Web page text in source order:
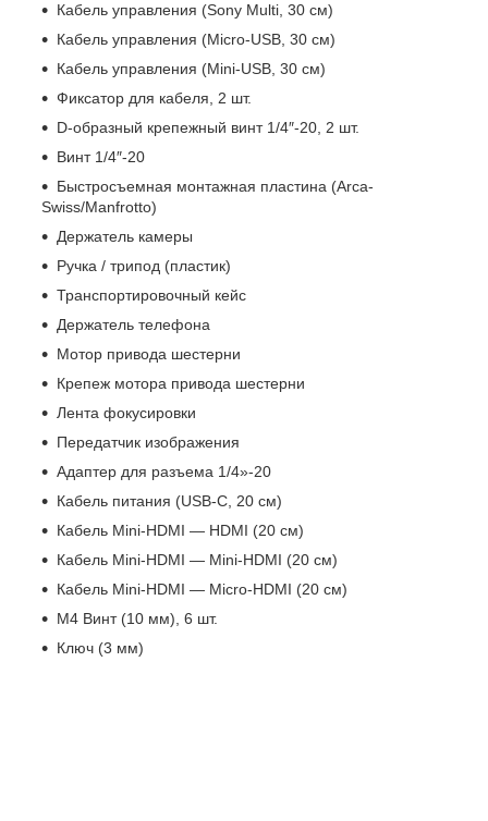
Кабель управления (Sony Multi, 30 см)
Кабель управления (Micro-USB, 30 см)
Кабель управления (Mini-USB, 30 см)
Фиксатор для кабеля, 2 шт.
D-образный крепежный винт 1/4″-20, 2 шт.
Винт 1/4″-20
Быстросъемная монтажная пластина (Arca-
Swiss/Manfrotto)
Держатель камеры
Ручка / трипод (пластик)
Транспортировочный кейс
Держатель телефона
Мотор привода шестерни
Крепеж мотора привода шестерни
Лента фокусировки
Передатчик изображения
Адаптер для разъема 1/4»-20
Кабель питания (USB-C, 20 см)
Кабель Mini-HDMI — HDMI (20 см)
Кабель Mini-HDMI — Mini-HDMI (20 см)
Кабель Mini-HDMI — Micro-HDMI (20 см)
М4 Винт (10 мм), 6 шт.
Ключ (3 мм)